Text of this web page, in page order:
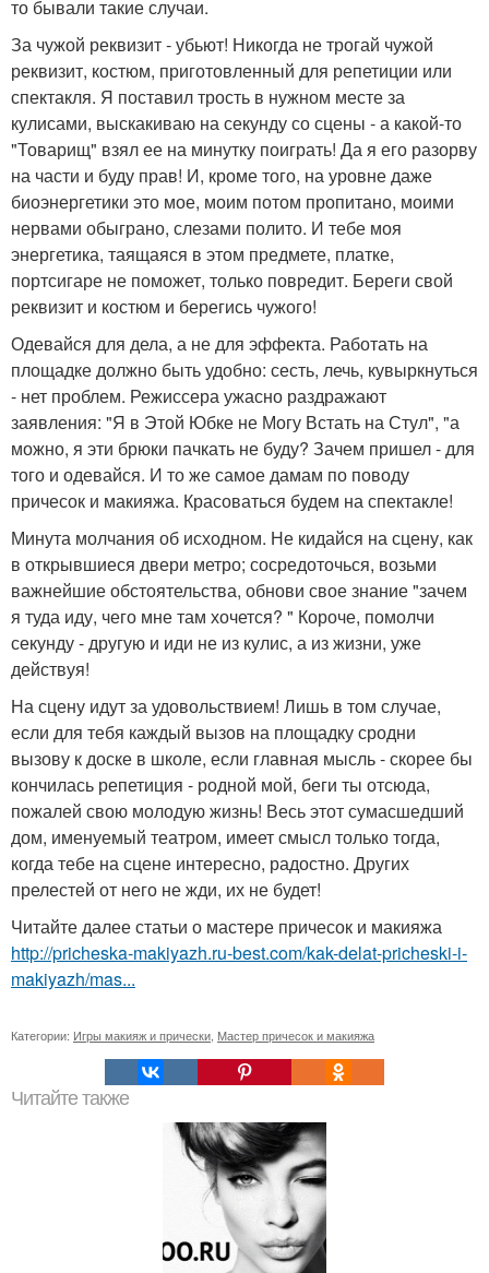
то бывали такие случаи.
За чужой реквизит - убьют! Никогда не трогай чужой
реквизит, костюм, приготовленный для репетиции или
спектакля. Я поставил трость в нужном месте за
кулисами, выскакиваю на секунду со сцены - а какой-то
"Товарищ" взял ее на минутку поиграть! Да я его разорву
на части и буду прав! И, кроме того, на уровне даже
биоэнергетики это мое, моим потом пропитано, моими
нервами обыграно, слезами полито. И тебе моя
энергетика, таящаяся в этом предмете, платке,
портсигаре не поможет, только повредит. Береги свой
реквизит и костюм и берегись чужого!
Одевайся для дела, а не для эффекта. Работать на
площадке должно быть удобно: сесть, лечь, кувыркнуться
- нет проблем. Режиссера ужасно раздражают
заявления: "Я в Этой Юбке не Могу Встать на Стул", "а
можно, я эти брюки пачкать не буду? Зачем пришел - для
того и одевайся. И то же самое дамам по поводу
причесок и макияжа. Красоваться будем на спектакле!
Минута молчания об исходном. Не кидайся на сцену, как
в открывшиеся двери метро; сосредоточься, возьми
важнейшие обстоятельства, обнови свое знание "зачем
я туда иду, чего мне там хочется? " Короче, помолчи
секунду - другую и иди не из кулис, а из жизни, уже
действуя!
На сцену идут за удовольствием! Лишь в том случае,
если для тебя каждый вызов на площадку сродни
вызову к доске в школе, если главная мысль - скорее бы
кончилась репетиция - родной мой, беги ты отсюда,
пожалей свою молодую жизнь! Весь этот сумасшедший
дом, именуемый театром, имеет смысл только тогда,
когда тебе на сцене интересно, радостно. Других
прелестей от него не жди, их не будет!
Читайте далее статьи о мастере причесок и макияжа
http://pricheska-makiyazh.ru-best.com/kak-delat-pricheski-i-
makiyazh/mas...
Категории: Игры макияж и прически Мастер причесок и макияжа
Читайте также